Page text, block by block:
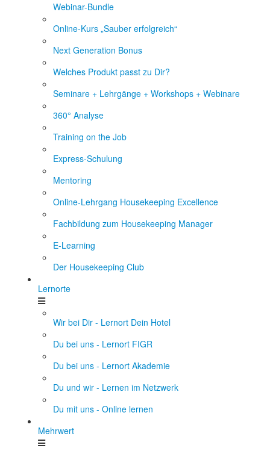
Webinar-Bundle
Online-Kurs „Sauber erfolgreich“
Next Generation Bonus
Welches Produkt passt zu Dir?
Seminare + Lehrgänge + Workshops + Webinare
360° Analyse
Training on the Job
Express-Schulung
Mentoring
Online-Lehrgang Housekeeping Excellence
Fachbildung zum Housekeeping Manager
E-Learning
Der Housekeeping Club
Lernorte
Wir bei Dir - Lernort Dein Hotel
Du bei uns - Lernort FIGR
Du bei uns - Lernort Akademie
Du und wir - Lernen im Netzwerk
Du mit uns - Online lernen
Mehrwert